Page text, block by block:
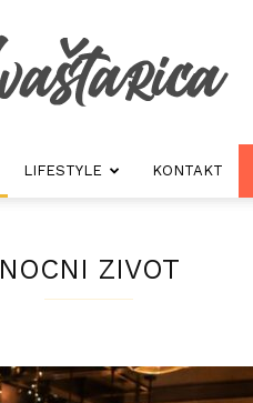
LIFESTYLE KONTAKT
NOCNI ZIVOT